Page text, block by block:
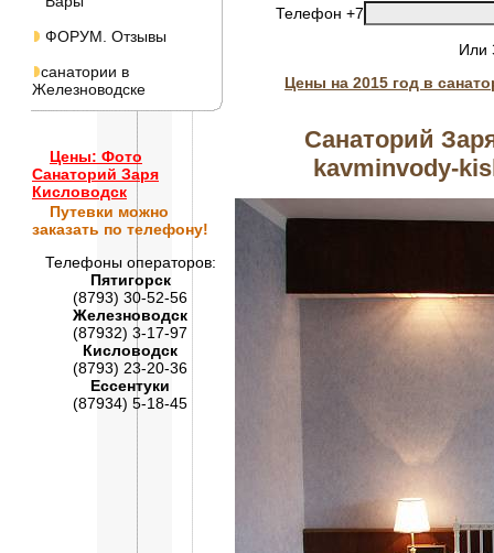
ФОРУМ. Отзывы
санатории в
Железноводске
Цены: Фото
Санаторий Заря
Кисловодск
Путевки можно
заказать по телефону!
Телефоны операторов:
Пятигорск
(8793) 30-52-56
Железноводск
(87932) 3-17-97
Кисловодск
(8793) 23-20-36
Ессентуки
(87934) 5-18-45
Телефон +7
Цены на 2015 год в
Санаторий
kavminvody-